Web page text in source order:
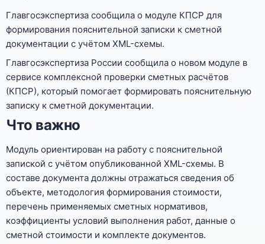
Главгосэкспертиза сообщила о модуле КПСР для
формирования пояснительной записки к сметной
документации с учётом XML-схемы.
Главгосэкспертиза России сообщила о новом модуле в
сервисе комплексной проверки сметных расчётов
(КПСР), который помогает формировать пояснительную
записку к сметной документации.
Что важно
Модуль ориентирован на работу с пояснительной
запиской с учётом опубликованной XML-схемы. В
составе документа должны отражаться сведения об
объекте, методология формирования стоимости,
перечень применяемых сметных нормативов,
коэффициенты условий выполнения работ, данные о
сметной стоимости и комплекте документов.